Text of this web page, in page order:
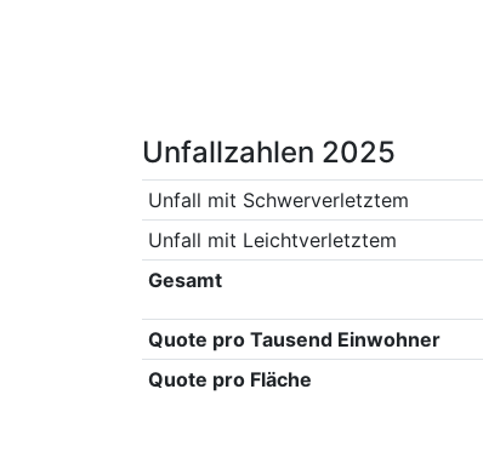
Unfallzahlen 2025
Unfall mit Schwerverletztem
Unfall mit Leichtverletztem
Gesamt
Quote pro Tausend Einwohner
Quote pro Fläche